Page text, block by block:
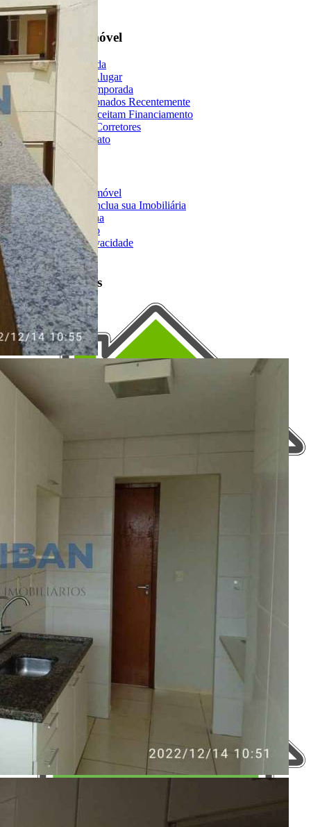
Encontre um Imóvel
Imóveis à Venda
Imóveis para Alugar
Imóveis de Temporada
Imóveis Adicionados Recentemente
Imóveis que Aceitam Financiamento
Imobiliárias e Corretores
Entre em Contato
Sobre o Portal
Anuncie seu Imóvel
Cadastre-se | Inclua sua Imobiliária
Como Funciona
Termos de Uso
Política de Privacidade
Mapa do Site
Portais Parceiros